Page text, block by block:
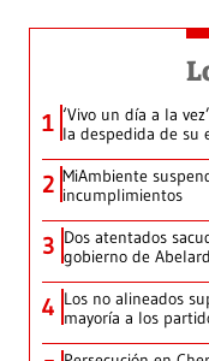
1 ‘Vivo un día a la
la despedida de su
2 MiAmbiente
incumplimientos
3 Dos atentados
gobierno de
4 Los no alineados
mayoría a los